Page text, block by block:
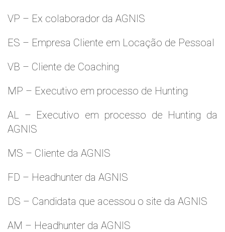
VP – Ex colaborador da AGNIS
ES – Empresa Cliente em Locação de Pessoal
VB – Cliente de Coaching
MP – Executivo em processo de Hunting
AL – Executivo em processo de Hunting da
AGNIS
MS – Cliente da AGNIS
FD – Headhunter da AGNIS
DS – Candidata que acessou o site da AGNIS
AM – Headhunter da AGNIS